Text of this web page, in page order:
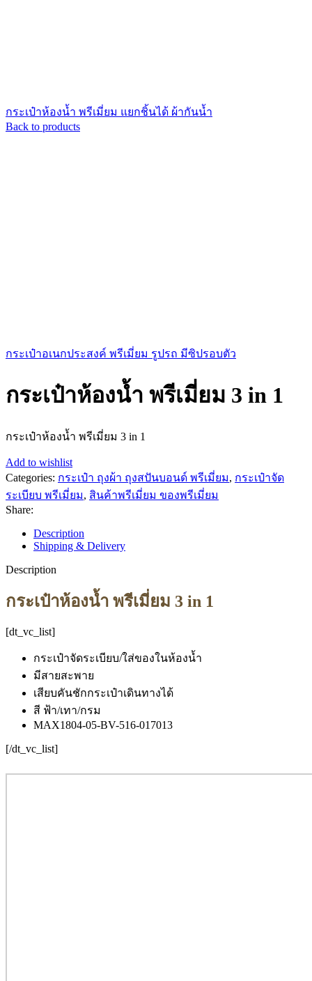
กระเป๋าห้องน้ำ พรีเมี่ยม แยกชิ้นได้ ผ้ากันน้ำ
Back to products
กระเป๋าอเนกประสงค์ พรีเมี่ยม รูปรถ มีซิปรอบตัว
กระเป๋าห้องน้ำ พรีเมี่ยม 3 in 1
กระเป๋าห้องน้ำ พรีเมี่ยม 3 in 1
Add to wishlist
Categories: กระเป๋า ถุงผ้า ถุงสปันบอนด์ พรีเมี่ยม, กระเป๋าจัด
ระเบียบ พรีเมี่ยม, สินค้าพรีเมี่ยม ของพรีเมี่ยม
Share:
Description
Shipping & Delivery
Description
กระเป๋าห้องน้ำ พรีเมี่ยม 3 in 1
[dt_vc_list]
กระเป๋าจัดระเบียบ/ใส่ของในห้องน้ำ
มีสายสะพาย
เสียบคันชักกระเป๋าเดินทางได้
สี ฟ้า/เทา/กรม
MAX1804-05-BV-516-017013
[/dt_vc_list]